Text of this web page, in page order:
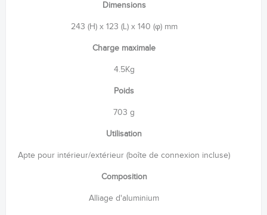
Dimensions
243 (H) x 123 (L) x 140 (φ) mm
Charge maximale
4.5Kg
Poids
703 g
Utilisation
Apte pour intérieur/extérieur (boîte de connexion incluse)
Composition
Alliage d'aluminium